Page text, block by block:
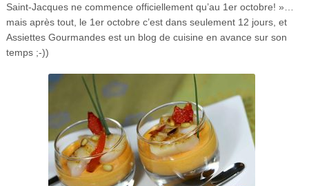
Saint-Jacques ne commence officiellement qu’au 1er octobre! »…
mais après tout, le 1er octobre c’est dans seulement 12 jours, et
Assiettes Gourmandes est un blog de cuisine en avance sur son
temps ;-))